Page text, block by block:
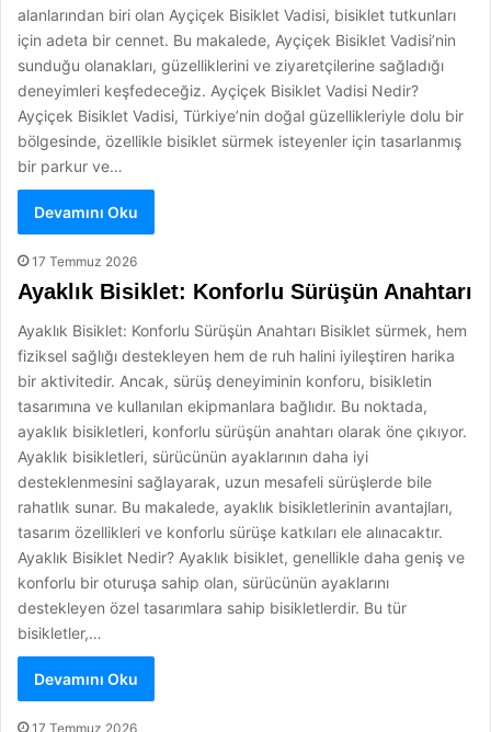
alanlarından biri olan Ayçiçek Bisiklet Vadisi, bisiklet tutkunları
için adeta bir cennet. Bu makalede, Ayçiçek Bisiklet Vadisi’nin
sunduğu olanakları, güzelliklerini ve ziyaretçilerine sağladığı
deneyimleri keşfedeceğiz. Ayçiçek Bisiklet Vadisi Nedir?
Ayçiçek Bisiklet Vadisi, Türkiye’nin doğal güzellikleriyle dolu bir
bölgesinde, özellikle bisiklet sürmek isteyenler için tasarlanmış
bir parkur ve…
Devamını Oku
17 Temmuz 2026
Ayaklık Bisiklet: Konforlu Sürüşün Anahtarı
Ayaklık Bisiklet: Konforlu Sürüşün Anahtarı Bisiklet sürmek, hem
fiziksel sağlığı destekleyen hem de ruh halini iyileştiren harika
bir aktivitedir. Ancak, sürüş deneyiminin konforu, bisikletin
tasarımına ve kullanılan ekipmanlara bağlıdır. Bu noktada,
ayaklık bisikletleri, konforlu sürüşün anahtarı olarak öne çıkıyor.
Ayaklık bisikletleri, sürücünün ayaklarının daha iyi
desteklenmesini sağlayarak, uzun mesafeli sürüşlerde bile
rahatlık sunar. Bu makalede, ayaklık bisikletlerinin avantajları,
tasarım özellikleri ve konforlu sürüşe katkıları ele alınacaktır.
Ayaklık Bisiklet Nedir? Ayaklık bisiklet, genellikle daha geniş ve
konforlu bir oturuşa sahip olan, sürücünün ayaklarını
destekleyen özel tasarımlara sahip bisikletlerdir. Bu tür
bisikletler,…
Devamını Oku
17 Temmuz 2026